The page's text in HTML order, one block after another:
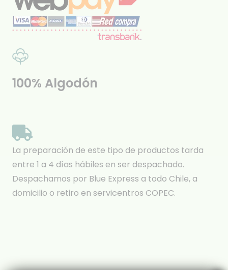
100% Algodón
La preparación de este tipo de productos tarda
entre 1 a 4 días hábiles en ser despachado.
Despachamos por Blue Express a todo Chile, a
domicilio o retiro en servicentros COPEC.